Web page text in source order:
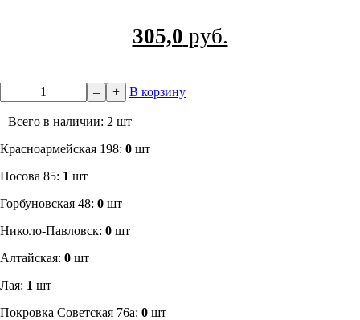
305,0 руб.
– + В корзину
Всего в наличии: 2 шт
​Красноармейская 198: 0 шт
Носова 85: 1 шт
​Горбуновская 48: 0 шт
​Николо-Павловск: 0 шт
Алтайская: 0 шт
Лая: 1 шт
Покровка Советская 76а: 0 шт